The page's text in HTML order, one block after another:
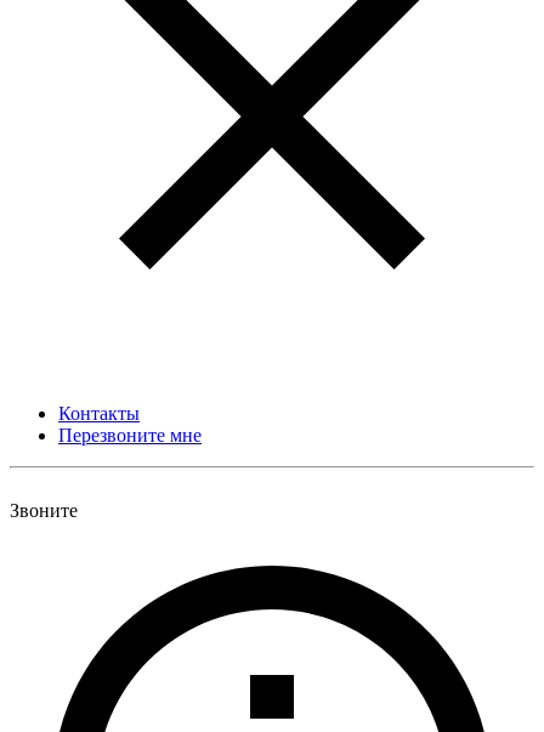
Контакты
Перезвоните мне
Звоните